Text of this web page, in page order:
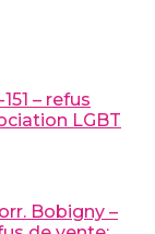
– refus
LGBT
Bobigny –